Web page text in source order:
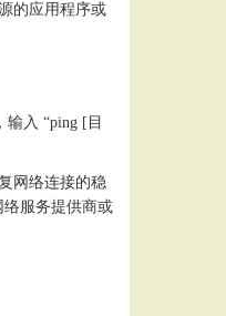
的应用程序或
入 “ping [目
网络连接的稳
服务提供商或